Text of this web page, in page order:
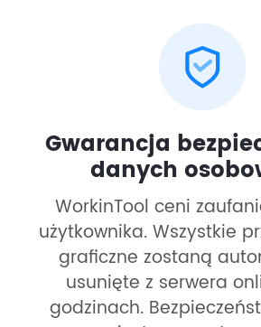
Gwarancja
danych
WorkinTool ceni
użytkownika. Wszystkie
graficzne zostaną
usunięte z serwera
godzinach.